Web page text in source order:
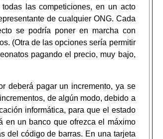
las competiciones, en un acto
de cualquier ONG. Cada
se podría poner en marcha con
(Otra de las opciones sería permitir
pagando el precio, muy bajo,
deberá pagar un incremento, ya se
de algún modo, debido a
informática, para que el estado
en un banco que ofrezca el máximo
del código de barras. En una tarjeta